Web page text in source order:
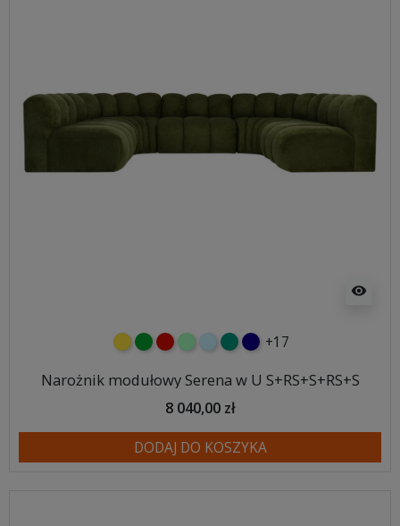
visibility
żółtyzielonyczerwony
miętowybłękitnyturkusowy
granatowy
+17
Narożnik modułowy Serena w U S+RS+S+RS+S
8 040,00 zł
DODAJ DO KOSZYKA